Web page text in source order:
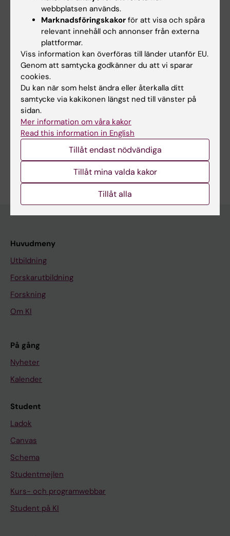
Huddinge, oktober 2019 - mars 2022
ATLS traumainstruktör vid Karolinska
Huddinge sedan 2019
Föreläsare och seminarieledare vid
kirurgikursen, termin 7, läkarutbildningen,
Karolinska Institutet, Karolinska Huddinge
Forskningsområden:
Cancer och onkologi
Är du Hannes Jansson?
Redigera din profil
Huvudmeny
Utbildning
Forskarutbildning
Forskning
Om KI
På gång
Nyheter
Kalender
Student
Ladok
Canvas
Schema
Studentmejlen
Kurs- och programwebbar
Student på KI
webbplatsen används.
Marknadsföringskakor för att visa och spåra
relevant innehåll och annonser från externa
plattformar.
Viss information kan överföras till länder utanför EU.
Genom att samtycka godkänner du att vi sparar
cookies.
Du kan när som helst ändra eller återkalla ditt
samtycke via kakikonen längst ned till vänster på
sidan.
Mer information om våra kakor
Read this information in English
Tillåt endast nödvändiga
Tillåt mina valda kakor
Tillåt alla